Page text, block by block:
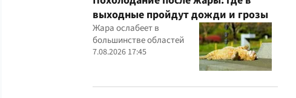
выходные пройдут дожди и грозы
Жара ослабеет в
большинстве областей
7.08.2026 17:45